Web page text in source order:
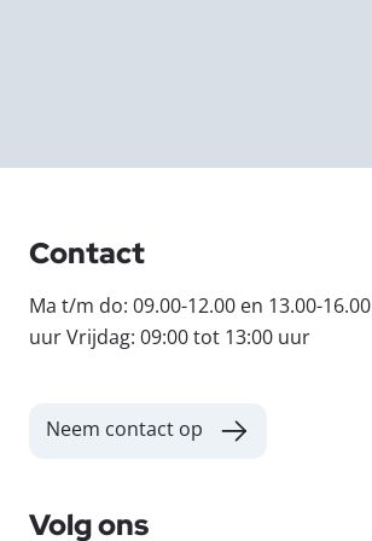
Contact
Ma t/m do: 09.00-12.00 en 13.00-16.00
uur Vrijdag: 09:00 tot 13:00 uur
Neem contact op
Volg ons